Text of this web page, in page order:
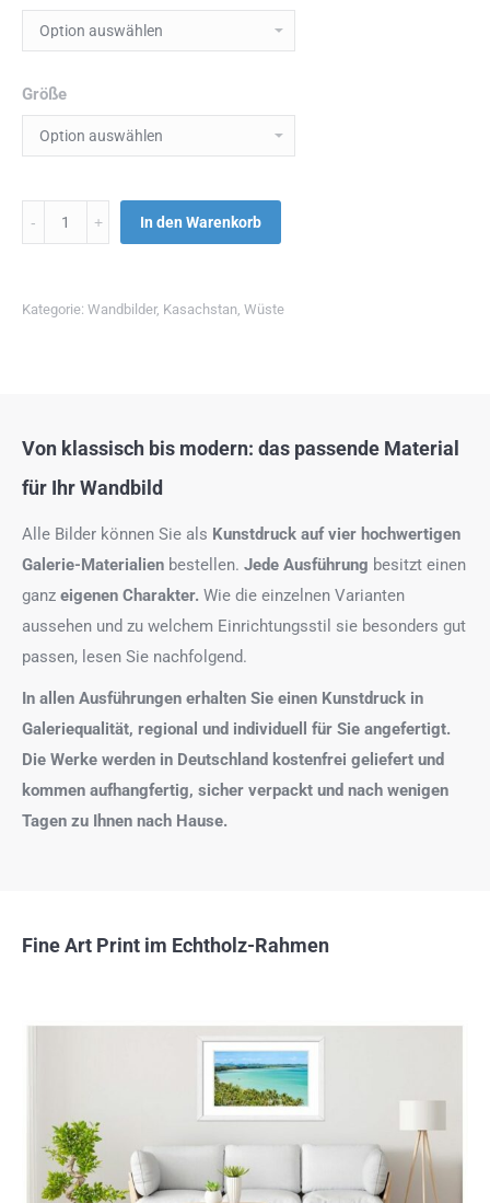
Größe
Menge In den Warenkorb
Kategorie: Wandbilder, Kasachstan Wüste
Von klassisch bis modern: das passende Material
für Ihr Wandbild
Alle Bilder können Sie als Kunstdruck auf vier hochwertigen
Galerie-Materialien bestellen. Jede Ausführung besitzt einen
ganz eigenen Charakter. Wie die einzelnen Varianten
aussehen und zu welchem Einrichtungsstil sie besonders gut
passen, lesen Sie nachfolgend.
In allen Ausführungen erhalten Sie einen Kunstdruck in
Galeriequalität, regional und individuell für Sie angefertigt.
Die Werke werden in Deutschland kostenfrei geliefert und
kommen aufhangfertig, sicher verpackt und nach wenigen
Tagen zu Ihnen nach Hause.
Fine Art Print im Echtholz-Rahmen